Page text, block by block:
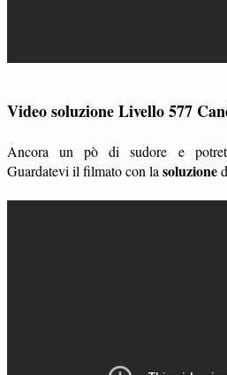
Video soluzione Livello 577
Ancora un pò di sudore e
Guardatevi il filmato con la soluzione